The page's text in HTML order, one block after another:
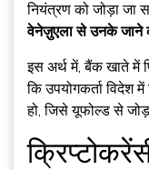
नियंत्रण को जोड़ा जा
वेनेज़ुएला से उनके जाने
इस अर्थ में, बैंक खाते में
कि उपयोगकर्ता विदेश
हो, जिसे यूफोल्ड से